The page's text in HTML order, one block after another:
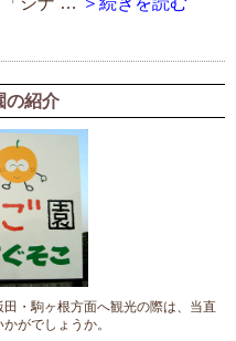
の紹介
・駒ヶ根方面へ観光の際は、当直
がでしょうか。